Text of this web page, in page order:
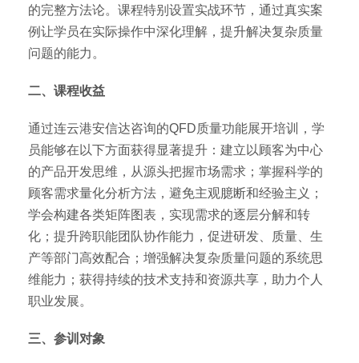
的完整方法论。课程特别设置实战环节，通过真实案
例让学员在实际操作中深化理解，提升解决复杂质量
问题的能力。
二、课程收益
通过连云港安信达咨询的QFD质量功能展开培训，学
员能够在以下方面获得显著提升：建立以顾客为中心
的产品开发思维，从源头把握市场需求；掌握科学的
顾客需求量化分析方法，避免主观臆断和经验主义；
学会构建各类矩阵图表，实现需求的逐层分解和转
化；提升跨职能团队协作能力，促进研发、质量、生
产等部门高效配合；增强解决复杂质量问题的系统思
维能力；获得持续的技术支持和资源共享，助力个人
职业发展。
三、参训对象